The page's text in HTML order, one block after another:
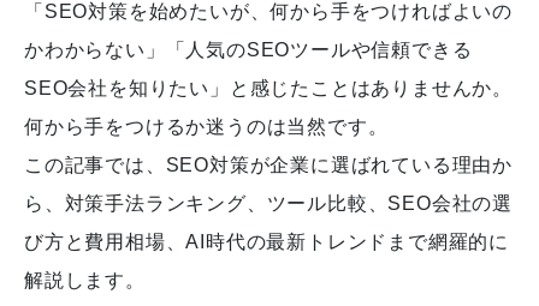
「SEO対策を始めたいが、何から手をつければよいの
かわからない」「人気のSEOツールや信頼できる
SEO会社を知りたい」と感じたことはありませんか。
何から手をつけるか迷うのは当然です。
この記事では、SEO対策が企業に選ばれている理由か
ら、対策手法ランキング、ツール比較、SEO会社の選
び方と費用相場、AI時代の最新トレンドまで網羅的に
解説します。